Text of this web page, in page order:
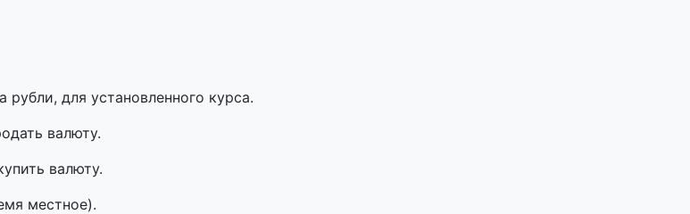
для установленного курса.
валюту.
валюту.
местное).